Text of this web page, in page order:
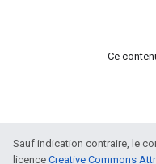
Ce
Sauf indication contraire, le
licence Creative Commons